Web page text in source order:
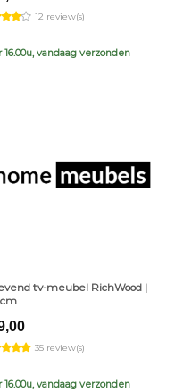
12 review(s)
16.00u, vandaag verzonden
tv-meubel RichWood |
cm
35 review(s)
16.00u, vandaag verzonden